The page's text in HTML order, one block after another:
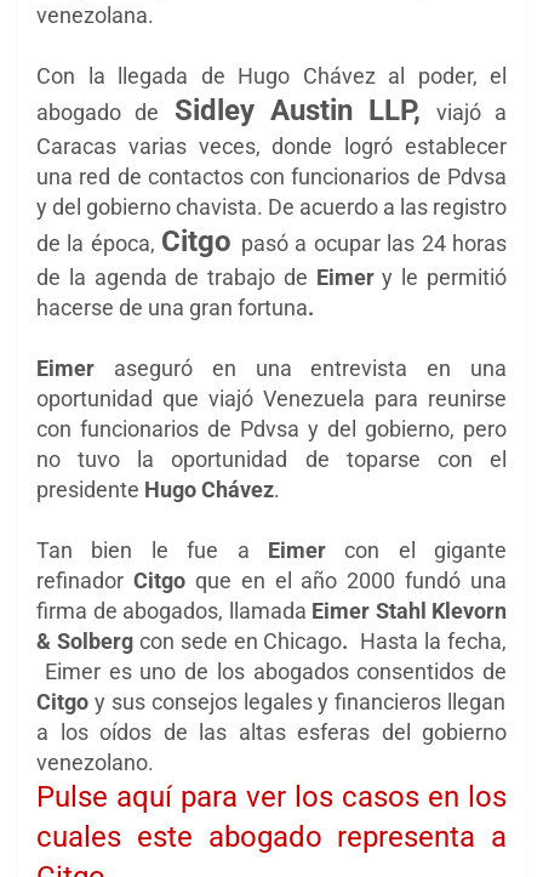
venezolana.
Con la llegada de Hugo Chávez al poder, el
abogado de
Sidley Austin LLP,
viajó a
Caracas varias veces, donde logró establecer
una red de contactos con funcionarios de Pdvsa
y del gobierno chavista. De acuerdo a las registro
de la época, Citgo pasó a ocupar las 24 horas
de la agenda de trabajo de Eimery le permitió
hacerse de una gran fortuna.
Eimer aseguró en una entrevista en una
oportunidad que viajó Venezuela para reunirse
con funcionarios de Pdvsa y del gobierno, pero
no tuvo la oportunidad de toparse con el
presidente Hugo Chávez.
Tan bien le fue a Eimercon el gigante
refinador Citgoque en el año 2000 fundó una
firma de abogados, llamada Eimer Stahl Klevorn
& Solbergcon sede en Chicago. Hasta la fecha,
Eimer es uno de los abogados consentidos de
Citgo y sus consejos legales y financieros llegan
a los oídos de las altas esferas del gobierno
venezolano.
Pulse aquí para ver los casos en los
cuales este abogado representa a